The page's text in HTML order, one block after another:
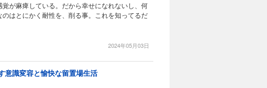
が麻痺している。だから幸せになれないし、何
はとにかく耐性を、削る事。これを知ってるだ
2024年05月03日
識変容と愉快な留置場生活